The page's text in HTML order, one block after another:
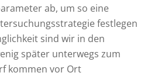
ab, um so eine
festlegen
sind wir in den
später unterwegs zum
kommen vor Ort